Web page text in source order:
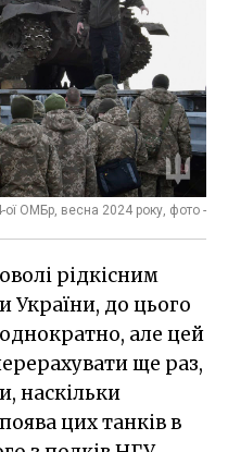
ОМБр, весна 2024 року, фото -
рідкісним
України, до цього
але цей
ще раз,
наскільки
цих танків в